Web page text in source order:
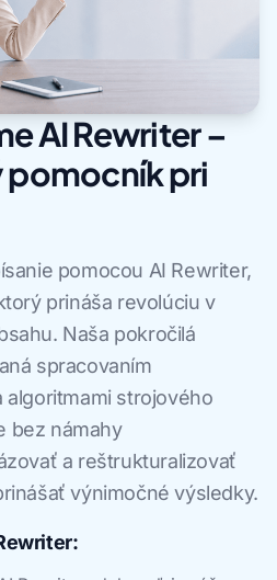
AI Rewriter –
pomocník pri
pomocou AI Rewriter,
prináša revolúciu v
Naša pokročilá
spracovaním
algoritmami strojového
bez námahy
a reštrukturalizovať
výnimočné výsledky.